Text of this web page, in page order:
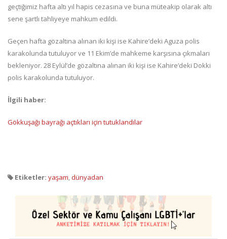
geçtiğimiz hafta altı yıl hapis cezasına ve buna müteakip olarak altı
sene şartlı tahliyeye mahkum edildi.
Geçen hafta gözaltına alınan iki kişi ise Kahire’deki Aguza polis
karakolunda tutuluyor ve 11 Ekim’de mahkeme karşısına çıkmaları
bekleniyor. 28 Eylül’de gözaltına alınan iki kişi ise Kahire’deki Dokki
polis karakolunda tutuluyor.
İlgili haber:
Gökkuşağı bayrağı açtıkları için tutuklandılar
Etiketler: yaşam,dünyadan